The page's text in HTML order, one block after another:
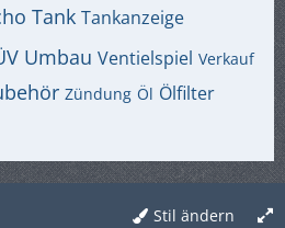
Tank Tankanzeige
Umbau Ventielspiel Verkauf
Zündung Öl Ölfilter
Stil ändern